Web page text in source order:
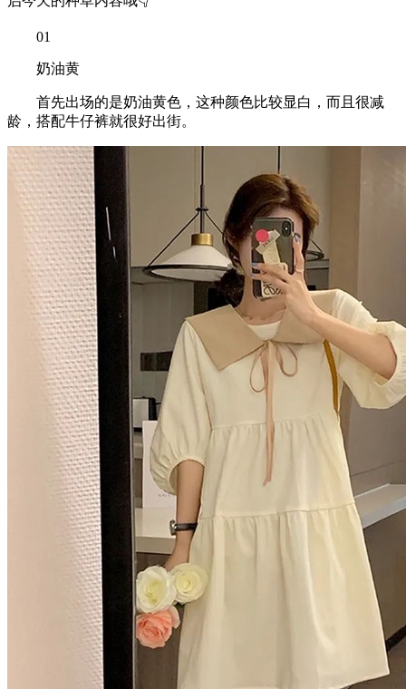
01
奶油黄
首先出场的是奶油黄色，这种颜色比较显白，而且很减
龄，搭配牛仔裤就很好出街。